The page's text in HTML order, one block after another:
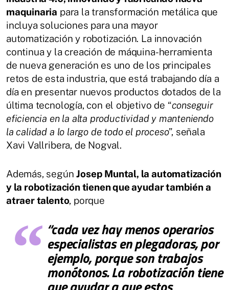
maquinaria para la transformación metálica que
incluya soluciones para una mayor
automatización y robotización. La innovación
continua y la creación de máquina-herramienta
de nueva generación es uno de los principales
retos de esta industria, que está trabajando día a
día en presentar nuevos productos dotados de la
última tecnología, con el objetivo de “conseguir
eficiencia en la alta productividad y manteniendo
la calidad a lo largo de todo el proceso”, señala
Xavi Vallribera, de Nogval.
Además, segúnJosep Muntal, la automatización
y la robotización tienen que ayudar también a
atraer talento, porque
“cada vez hay menos operarios
especialistas en plegadoras, por
ejemplo, porque son trabajos
monótonos. La robotización tiene